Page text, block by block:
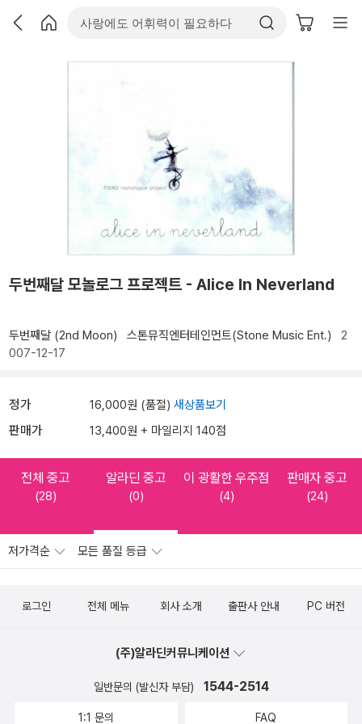
두번째달 모놀로그 프로젝트 - Alice In Neverland
두번째달 (2nd Moon) 스톤뮤직엔터테인먼트(Stone Music Ent.) 2
007-12-17
정가 16,000원 (품절) 새상품보기
판매가 13,400원 + 마일리지 140점
전체 중고
(28)
알라딘 중고
(0)
이 광활한 우주점
(4)
판매자 중고
(24)
저가격순 모든 품질 등급
로그인 전체 메뉴 회사 소개 출판사 안내 PC 버전
(주)알라딘커뮤니케이션
일반문의 (발신자 부담) 1544-2514
1:1 문의 FAQ